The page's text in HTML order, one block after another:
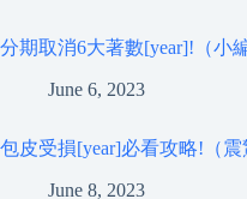
分期取消6大著數[year]!（小
June 6, 2023
包皮受損[year]必看攻略!（震
June 8, 2023